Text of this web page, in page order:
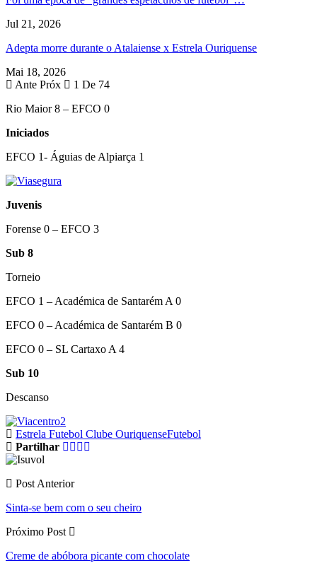
Jul 21, 2026
Adepta morre durante o Atalaiense x Estrela Ouriquense
Mai 18, 2026
Ante Próx
1 De 74
Rio Maior 8 – EFCO 0
Iniciados
EFCO 1- Águias de Alpiarça 1
Juvenis
Forense 0 – EFCO 3
Sub 8
Torneio
EFCO 1 – Académica de Santarém A 0
EFCO 0 – Académica de Santarém B 0
EFCO 0 – SL Cartaxo A 4
Sub 10
Descanso
Estrela Futebol Clube OuriquenseFutebol
Partilhar
Post Anterior
Sinta-se bem com o seu cheiro
Próximo Post
Creme de abóbora picante com chocolate